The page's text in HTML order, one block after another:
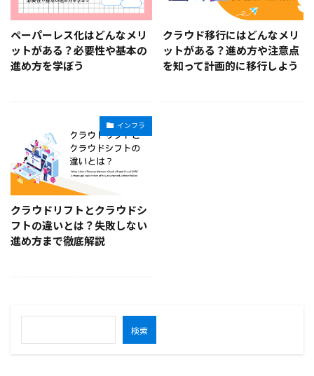
ペーパーレス化はどんなメリ
ットがある？必要性や基本の
進め方を学ぼう
クラウド移行にはどんなメリ
ットがある？進め方や注意点
を知って計画的に移行しよう
インフラ
クラウドリフトとクラウドシ
フトの違いとは？失敗しない
進め方まで徹底解説
検索